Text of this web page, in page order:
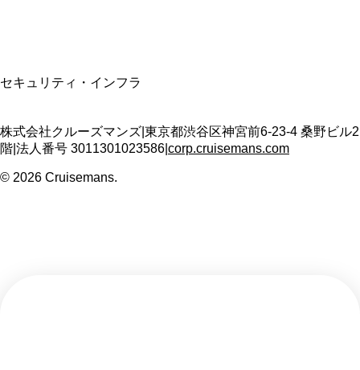
セキュリティ・インフラ
株式会社クルーズマンズ 東京都渋谷区神宮前6-23-4 桑野ビル2
階 法人番号 3011301023586 corp.cruisemans.com
© 2026 Cruisemans.